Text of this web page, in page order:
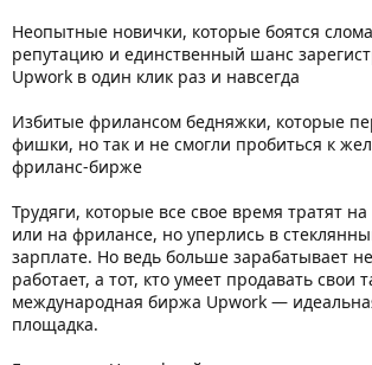
Неопытные новички, которые боятся
репутацию и единственный шанс
Upwork в один клик раз и навсегда
Избитые фрилансом бедняжки, которые
фишки, но так и не смогли пробиться к
фриланс-бирже
Трудяги, которые все свое время тратят
или на фрилансе, но уперлись в
зарплате. Но ведь больше зарабатывает
работает, а тот, кто умеет продавать свои
международная биржа Upwork —
площадка.